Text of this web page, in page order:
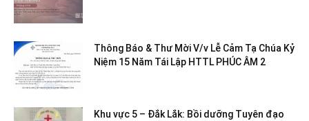
Thông Báo & Thư Mời V/v Lễ Cảm Tạ Chúa Kỷ
Niệm 15 Năm Tái Lập HTTL PHÚC ÂM 2
Khu vực 5 – Đắk Lắk: Bồi dưỡng Tuyên đạo